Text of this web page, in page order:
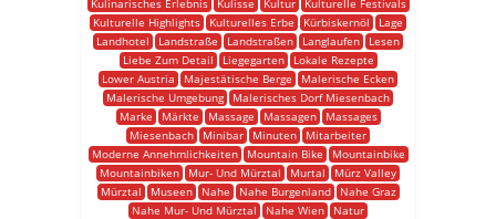
Kulinarisches Erlebnis
Kulisse Kultur
Kulturelle Festivals
Kulturelle Highlights
Kulturelles Erbe Kürbiskernöl
Lage
Landhotel
Landstraße Landstraßen Langlaufen
Lesen
Liebe Zum Detail
Liegegarten
Lokale Rezepte
Lower Austria
Majestätische Berge
Malerische Ecken
Malerische Umgebung
Malerisches Dorf Miesenbach
Marke
Märkte Massage Massagen
Massages
Miesenbach
Minibar Minuten
Mitarbeiter
Moderne Annehmlichkeiten
Mountain Bike
Mountainbike
Mountainbiken
Mur- Und Mürztal Murtal
Mürz Valley
Mürztal
Museen Nahe Nahe Burgenland
Nahe Graz
Nahe Mur- Und Mürztal
Nahe Wien
Natur